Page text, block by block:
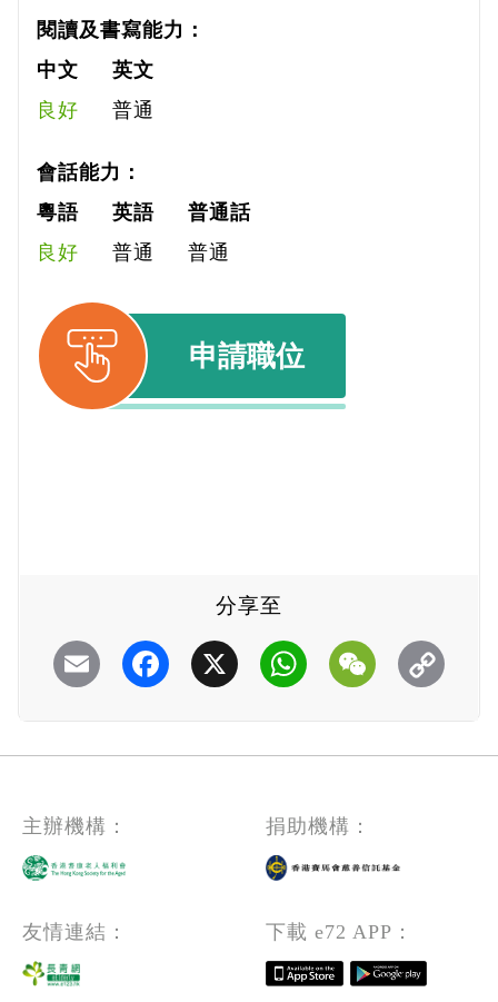
閱讀及書寫能力：
中文
良好
英文
普通
會話能力：
粵語
良好
英語
普通
普通話
普通
申請職位
分享至
Email Facebook
X WhatsAppWeChat
主辦機構： 捐助機構：
友情連結： 下載 e72 APP：